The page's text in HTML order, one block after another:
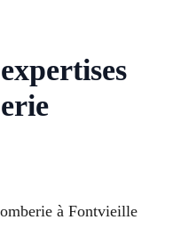
à Fontvieille